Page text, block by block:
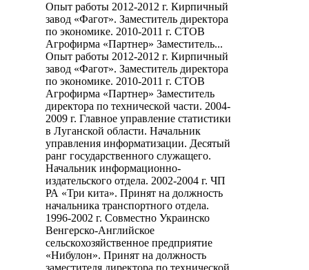
Опыт работы 2012-2012 г. Кирпичный
завод «Фагот». Заместитель директора
по экономике. 2010-2011 г. СТОВ
Агрофирма «Партнер» Заместитель...
Опыт работы 2012-2012 г. Кирпичный
завод «Фагот». Заместитель директора
по экономике. 2010-2011 г. СТОВ
Агрофирма «Партнер» Заместитель
директора по технической части. 2004-
2009 г. Главное управление статистики
в Луганской области. Начальник
управления информатизации. Десятый
ранг государственного служащего.
Начальник информационно-
издательского отдела. 2002-2004 г. ЧП
РА «Три кита». Принят на должность
начальника транспортного отдела.
1996-2002 г. Совместно Украинско
Венгерско-Английское
сельскохозяйственное предприятие
«Нибулон». Принят на должность